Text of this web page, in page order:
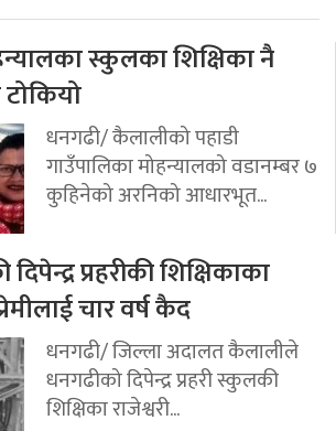
स्कुलका शिक्षिका नै
धनगढी/ कैलालीको पहाडी
गाउँपालिका मोहन्यालको वडानम्बर ७
कुहिनेको अरनिको आधारभूत...
प्रहरीकी शिक्षिकाका
चार वर्ष कैद
धनगढी/ जिल्ला अदालत कैलालीले
धनगढीको दिपेन्द्र प्रहरी स्कुलकी
शिक्षिका राजेश्वरी...